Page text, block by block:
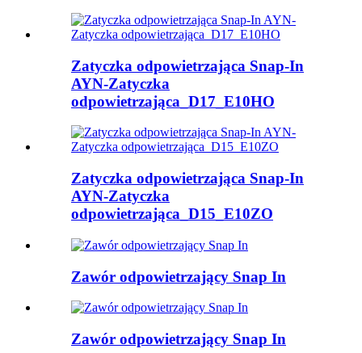
Zatyczka odpowietrzająca Snap-In
AYN-Zatyczka
odpowietrzająca_D17_E10HO
Zatyczka odpowietrzająca Snap-In
AYN-Zatyczka
odpowietrzająca_D15_E10ZO
Zawór odpowietrzający Snap In
Zawór odpowietrzający Snap In